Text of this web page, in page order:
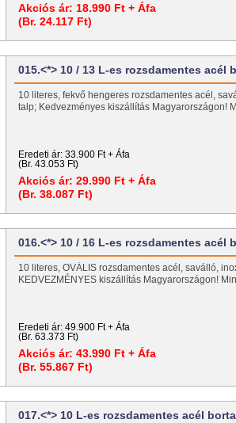
Akciós ár: 18.990 Ft + Áfa
(Br. 24.117 Ft)
015.<*> 10 / 13 L-es rozsdamentes acél
10 literes, fekvő hengeres rozsdamentes acél,
talp; Kedvezményes kiszállítás Magyarországon!
Eredeti ár: 33.900 Ft + Áfa
(Br. 43.053 Ft)
Akciós ár: 29.990 Ft + Áfa
(Br. 38.087 Ft)
016.<*> 10 / 16 L-es rozsdamentes acél
10 literes, OVÁLIS rozsdamentes acél, saválló,
KEDVEZMÉNYES kiszállítás Magyarországon!
Eredeti ár: 49.900 Ft + Áfa
(Br. 63.373 Ft)
Akciós ár: 43.990 Ft + Áfa
(Br. 55.867 Ft)
017.<*> 10 L-es rozsdamentes acél